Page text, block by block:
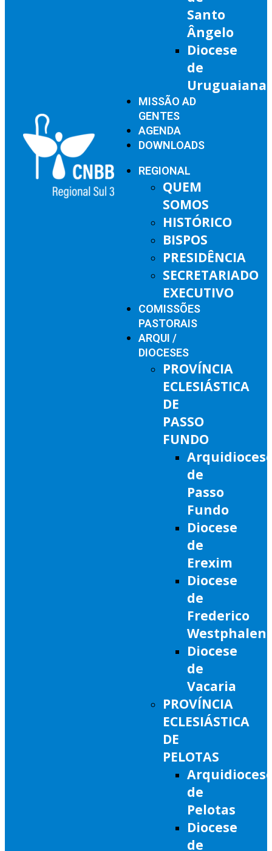
Santo
Ângelo
Diocese
de
Uruguaiana
MISSÃO AD
GENTES
AGENDA
DOWNLOADS
REGIONAL
QUEM
SOMOS
HISTÓRICO
BISPOS
PRESIDÊNCIA
SECRETARIADO
EXECUTIVO
COMISSÕES
PASTORAIS
ARQUI /
DIOCESES
PROVÍNCIA
ECLESIÁSTICA
DE
PASSO
FUNDO
de
Passo
Fundo
Diocese
de
Erexim
Diocese
de
Frederico
Westphalen
Diocese
de
Vacaria
PROVÍNCIA
ECLESIÁSTICA
DE
PELOTAS
de
Pelotas
Diocese
de